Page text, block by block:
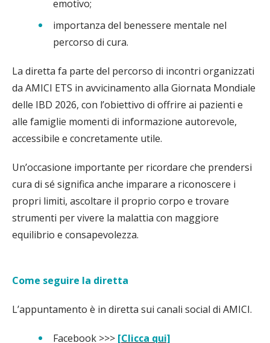
emotivo;
importanza del benessere mentale nel
percorso di cura.
La diretta fa parte del percorso di incontri organizzati
da AMICI ETS in avvicinamento alla Giornata Mondiale
delle IBD 2026, con l’obiettivo di offrire ai pazienti e
alle famiglie momenti di informazione autorevole,
accessibile e concretamente utile.
Un’occasione importante per ricordare che prendersi
cura di sé significa anche imparare a riconoscere i
propri limiti, ascoltare il proprio corpo e trovare
strumenti per vivere la malattia con maggiore
equilibrio e consapevolezza.
Come seguire la diretta
L’appuntamento è in diretta sui canali social di AMICI.
Facebook >>> [Clicca qui]